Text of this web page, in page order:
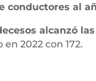
conductores al
alcanzó
2022 con 172.